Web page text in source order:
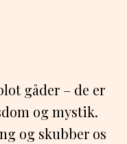
gåder – de er
og mystik.
og skubber os